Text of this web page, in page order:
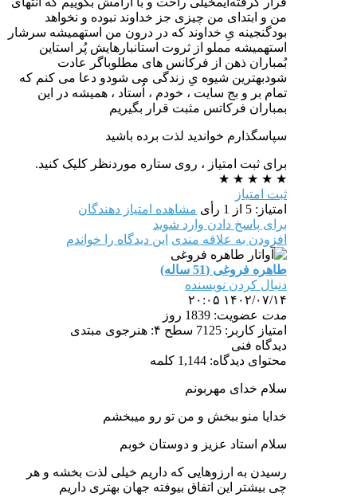
من و ابتدای من چیزی جز خداوند نبوده و نخواهد
بودگنجینه یِ خداوند که در درون من استهمیشه سرشار
استهمیشه مملو از ثروت استانبارهایش پُر استاین
بُمباران ذهن از فرکانس های مطلوباگر عادت
شودبهترین شیوه یِ زندگی می شودو دعا می کنم که
تمام بر و بج سایت ، خودم ، اُستاد ، همیشه در این
بمباران فرکاتس مثبت قرار بگیریم
سپاسگذارم خواندید لذت برده باشید
برای ثبت امتیاز ، روی ستاره موردنظر کلیک کنید.
★
★
★
★
★
ثبت امتیاز
امتیاز: 5 از 1 رأی
مشاهده امتیاز دهندگان
برای پاسخ دادن وارد شوید
افزودن به علاقه مندی این دیدگاه را خواندم
طاهره فروغی (51 ساله)
دنبال کردن نویسنده
۱۴۰۲/۰۷/۱۴ ۲۰:۰۵
مدت عضویت: 1839 روز
امتیاز کاربر: 7125
سطح ۴: هنرجوی مبتدی
دیدگاه فنی
محتوای دیدگاه: 1,144 کلمه
سلام خدای مهربونم
خدایا منو ببخش و من تو رو میبخشم
سلام استاد عزیز و دوستان خوبم
رسیدن به ارزوهایی که داریم خیلی لذت بخشه و هر
چی بیشتر این اتفاق بیوفته جهان بهتری داریم